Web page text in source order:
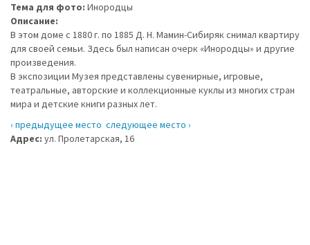
Тема для фото: Инородцы
Описание:
В этом доме с 1880 г. по 1885 Д. Н. Мамин-Сибиряк снимал квартиру
для своей семьи. Здесь был написан очерк «Инородцы» и другие
произведения.
В экспозиции Музея представлены сувенирные, игровые,
театральные, авторские и коллекционные куклы из многих стран
мира и детские книги разных лет.
‹ предыдущее место следующее место ›
Адрес: ул. Пролетарская, 16